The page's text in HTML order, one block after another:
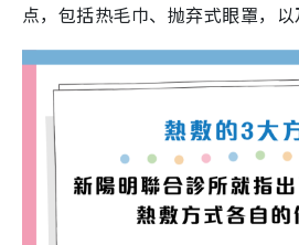
点，包括热毛巾、抛弃式眼罩，以